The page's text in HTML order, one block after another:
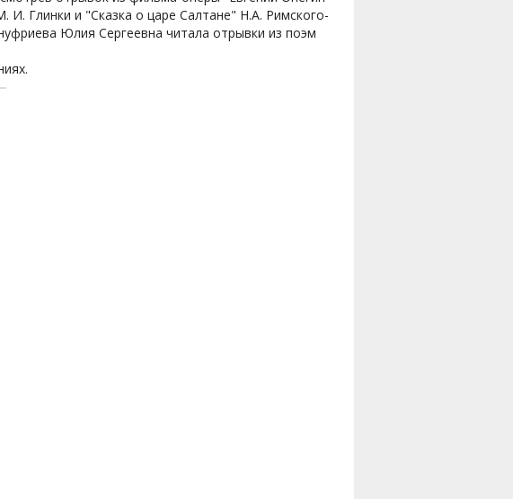
Глинки и "Сказка о царе Салтане" Н.А. Римского-
Юлия Сергеевна читала отрывки из поэм